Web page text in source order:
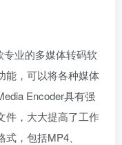
专业的多媒体转码软
能，可以将各种媒体
Encoder具有强
件，大大提高了工作
，包括MP4、